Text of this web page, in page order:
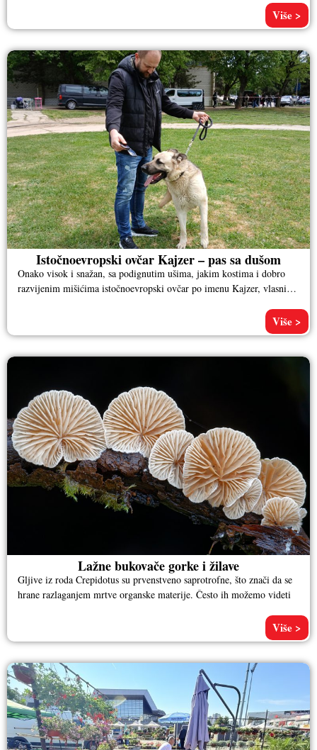
Više >
Istočnoevropski ovčar Kajzer – pas sa dušom
Onako visok i snažan, sa podignutim ušima, jakim kostima i dobro
razvijenim mišićima istočnoevropski ovčar po imenu Kajzer, vlasnika
Više >
Lažne bukovače gorke i žilave
Gljive iz roda Crepidotus su prvenstveno saprotrofne, što znači da se
hrane razlaganjem mrtve organske materije. Često ih možemo videti
Više >